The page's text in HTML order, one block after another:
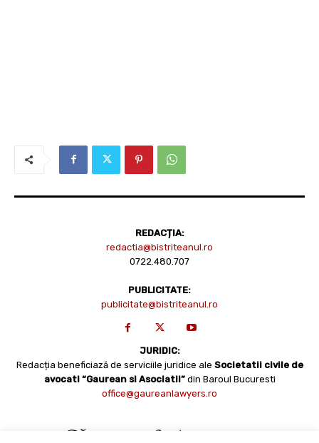
REDACȚIA:
redactia@bistriteanul.ro
0722.480.707
PUBLICITATE:
publicitate@bistriteanul.ro
JURIDIC:
Redacția beneficiază de serviciile juridice ale Societatii civile de
avocati “Gaurean si Asociatii” din Baroul Bucuresti
office@gaureanlawyers.ro